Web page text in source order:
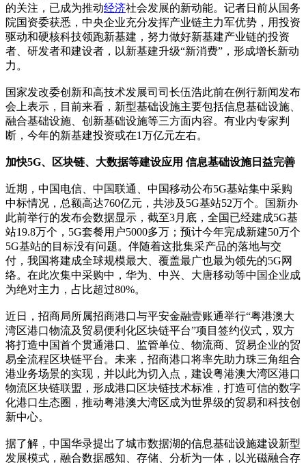
的关注，已成为推动经济社会发展的新动能。记者日前从国务
院国资委获悉，中央企业充分发挥产业链主力军优势，用投资
驱动和硬核科技领跑新基建，努力做好新基建产业链的投资
者、研发者和建设者，以新基建升级“新消费”，形成增长新动
力。
国家发改委创新和高技术发展司司长伍浩此前在例行新闻发布
会上表示，目前来看，新型基础设施主要包括信息基础设施、
融合基础设施、创新基础设施等三方面内容。有业内专家判
断，今年的新基建投资或在1万亿元左右。
加快5G、区块链、大数据等建设应用 信息基础设施日益完善
近期，中国电信、中国联通、中国移动公布5G基站集中采购
中标情况，总额高达760亿元，共涉及5G基站52万个。国新办
此前举行的发布会数据显示，截至3月底，全国已经建成5G基
站19.8万个，5G套餐用户5000多万；预计今年完成新建50万个
5G基站的目标没有问题。伴随着这批集采产品的落地与交
付，我国将建成全球规模最大、覆盖最广也最为领先的5G网
络。在此次集中采购中，华为、中兴、大唐移动等中国企业成
为绝对主力，占比超过80%。
近日，招商局所属招商港口与平安金融壹账通举行“粤港澳大
湾区港口物流及贸易便利化区块链平台”项目签约仪式，双方
将打造中国首个贯通港口、监管单位、物流商、贸易企业的贸
易全流程区块链平台。未来，招商港口将率先助力珠三角组合
港业务场景的实现，并以此为切入点，建设粤港澳大湾区港口
物流区块链联盟，形成港口区块链技术标准，打造可信的数字
化港口生态圈，推动粤港澳大湾区成为世界级的贸易和科技创
新中心。
据了解，中国华录提出了城市数据湖的信息基础设施建设新型
发展模式，融合数据感知、存储、分析为一体，以光磁融合存